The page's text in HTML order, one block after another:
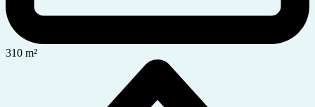
310 m²